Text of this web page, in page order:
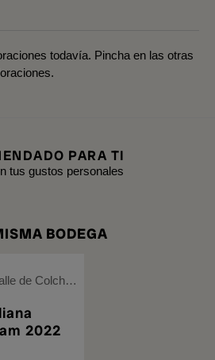
todavía. Pincha en las otras
PARA TI
tus gustos personales
BODEGA
de Colchagua
2022